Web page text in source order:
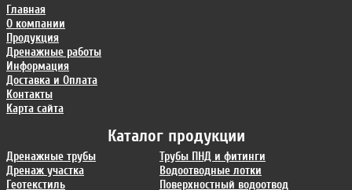
Каталог продукции
Дренажные трубы
Дренаж участка
Геотекстиль
Трубы ПНД и фитинги
Водоотводные лотки
Поверхностный водоотвод
Главная
О компании
Продукция
Дренажные работы
Информация
Доставка и Оплата
Контакты
Карта сайта